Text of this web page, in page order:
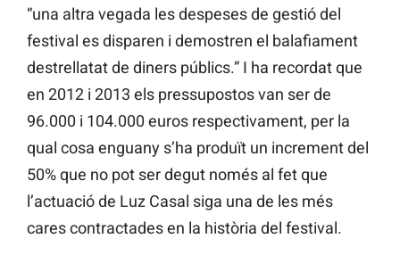
“una altra vegada les despeses de gestió del
festival es disparen i demostren el balafiament
destrellatat de diners públics.” I ha recordat que
en 2012 i 2013 els pressupostos van ser de
96.000 i 104.000 euros respectivament, per la
qual cosa enguany s’ha produït un increment del
50% que no pot ser degut només al fet que
l’actuació de Luz Casal siga una de les més
cares contractades en la història del festival.